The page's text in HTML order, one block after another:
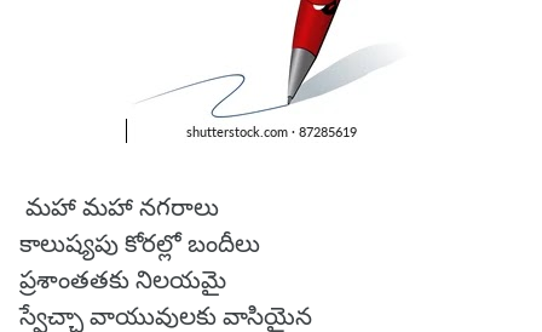
మహా మహా నగరాలు
కాలుష్యపు కోరల్లో బందీలు
ప్రశాంతతకు నిలయమై
స్వేచ్ఛా వాయువులకు వాసియైన